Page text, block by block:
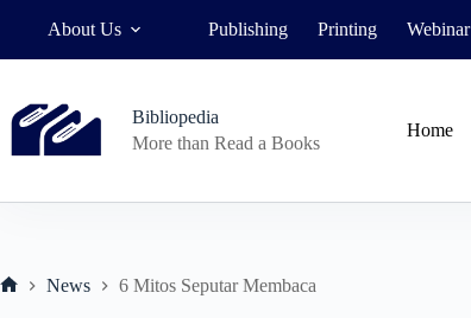
About Us Publishing Printing Webinar
Bibliopedia
More than Read a Books
Home
News 6 Mitos Seputar Membaca